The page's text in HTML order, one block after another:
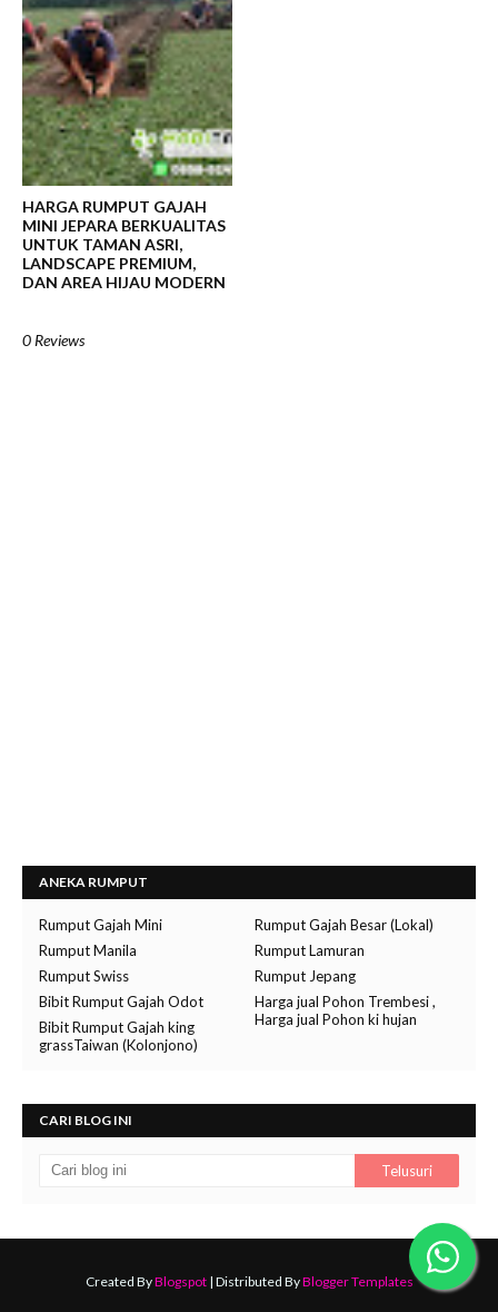
HARGA RUMPUT GAJAH
MINI JEPARA BERKUALITAS
UNTUK TAMAN ASRI,
LANDSCAPE PREMIUM,
DAN AREA HIJAU MODERN
0 Reviews
ANEKA RUMPUT
Rumput Gajah Mini
Rumput Gajah Besar (Lokal)
Rumput Manila
Rumput Lamuran
Rumput Swiss
Rumput Jepang
Bibit Rumput Gajah Odot
Harga jual Pohon Trembesi ,
Harga jual Pohon ki hujan
Bibit Rumput Gajah king
grassTaiwan (Kolonjono)
CARI BLOG INI
Created ByBlogspot| Distributed ByBlogger Templates